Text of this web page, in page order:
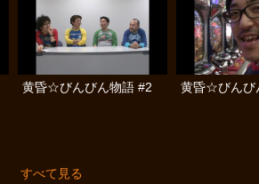
黄昏☆びんびん物語 #2 黄昏☆びんび
すべて見る